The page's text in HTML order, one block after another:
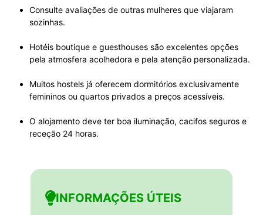
Consulte avaliações de outras mulheres que viajaram
sozinhas.
Hotéis boutique e guesthouses são excelentes opções
pela atmosfera acolhedora e pela atenção personalizada.
Muitos hostels já oferecem dormitórios exclusivamente
femininos ou quartos privados a preços acessíveis.
O alojamento deve ter boa iluminação, cacifos seguros e
receção 24 horas.
INFORMAÇÕES ÚTEIS